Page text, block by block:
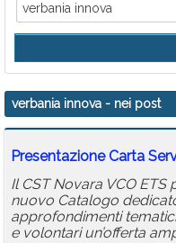
Eventi
Info Utili
Rubriche
Calendario
Annunci
verbania innova - nei post
Presentazione Carta
Il CST Novara VCO ETS
nuovo Catalogo
approfondimenti
e volontari un’offerta